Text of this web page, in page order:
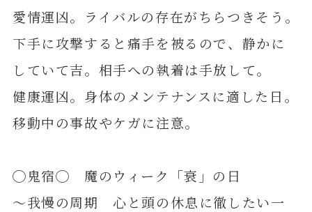
愛情運凶。ライバルの存在がちらつきそう。
下手に攻撃すると痛手を被るので、静かに
していて吉。相手への執着は手放して。
健康運凶。身体のメンテナンスに適した日。
移動中の事故やケガに注意。
◯鬼宿◯ 魔のウィーク「衰」の日
～我慢の周期 心と頭の休息に徹したい一